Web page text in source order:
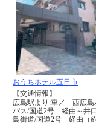
おうちホテル五日市
【交通情報】
広島駅より:車／ 西広島
パス/国道2号 経由～井
島街道/国道2号 経由（